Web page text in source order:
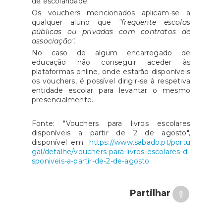
Os vouchers mencionados aplicam-se a
qualquer aluno que "frequente escolas
públicas ou privadas com contratos de
associação".
No caso de algum encarregado de
educação não conseguir aceder às
plataformas online, onde estarão disponíveis
os vouchers, é possível dirigir-se à respetiva
entidade escolar para levantar o mesmo
presencialmente.
Fonte: "Vouchers para livros escolares
disponíveis a partir de 2 de agosto",
disponível em:
https://www.sabado.pt/portu
gal/detalhe/vouchers-para-livros-escolares-di
sponiveis-a-partir-de-2-de-agosto
Partilhar